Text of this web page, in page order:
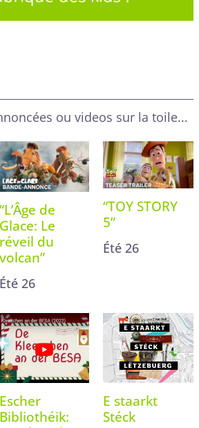
ou videos sur la toile...
“L’Âge de
Glace: Le
réveil du
volcan”
Été 26
“TOY STORY
5”
Été 26
Escher
Bibliothéik:
E staarkt
Stéck